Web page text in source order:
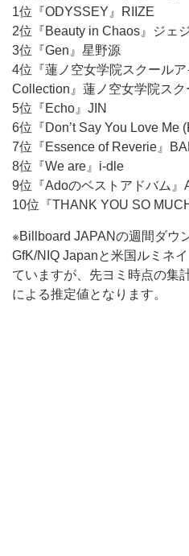
1位『ODYSSEY』RIIZE
2位『Beauty in Chaos』ジェ
3位『Gen』星野源
4位『蓮ノ空女学院スクール
Collection』蓮ノ空女学院ス
5位『Echo』JIN
6位『Don’t Say You Love Me
7位『Essence of Reverie』
8位『We are』i-dle
9位『Adoのベストアドバム』
10位『THANK YOU SO
※Billboard JAPANの週間ダウ
GfK/NIQ Japanと米国ルミネ
ていますが、先ヨミ時点の集
による推定値となります。